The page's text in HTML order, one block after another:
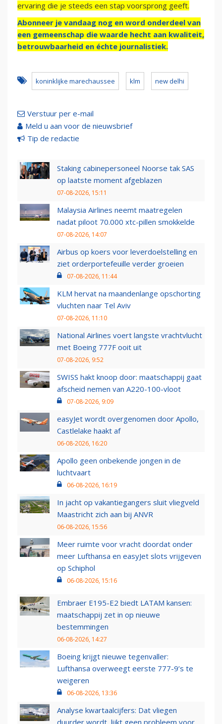
ervaring die je steeds een stap voorsprong geeft.
Abonneer je vandaag nog en word onderdeel van
een gemeenschap die waarde hecht aan kwaliteit,
betrouwbaarheid en échte journalistiek.
koninklijke marechaussee klm new delhi
Verstuur per e-mail
Meld u aan voor de nieuwsbrief
Tip de redactie
Staking cabinepersoneel Noorse tak SAS
op laatste moment afgeblazen
07-08-2026, 15:11
Malaysia Airlines neemt maatregelen
nadat piloot 70.000 xtc-pillen smokkelde
07-08-2026, 14:07
Airbus op koers voor leverdoelstelling en
ziet orderportefeuille verder groeien
07-08-2026, 11:44
KLM hervat na maandenlange opschorting
vluchten naar Tel Aviv
07-08-2026, 11:10
National Airlines voert langste vrachtvlucht
met Boeing 777F ooit uit
07-08-2026, 9:52
SWISS hakt knoop door: maatschappij gaat
afscheid nemen van A220-100-vloot
07-08-2026, 9:09
easyJet wordt overgenomen door Apollo,
Castlelake haakt af
06-08-2026, 16:20
Apollo geen onbekende jongen in de
luchtvaart
06-08-2026, 16:19
In jacht op vakantiegangers sluit vliegveld
Maastricht zich aan bij ANVR
06-08-2026, 15:56
Meer ruimte voor vracht doordat onder
meer Lufthansa en easyJet slots vrijgeven
op Schiphol
06-08-2026, 15:16
Embraer E195-E2 biedt LATAM kansen:
maatschappij zet in op nieuwe
bestemmingen
06-08-2026, 14:27
Boeing krijgt nieuwe tegenvaller:
Lufthansa overweegt eerste 777-9’s te
weigeren
06-08-2026, 13:36
Analyse kwartaalcijfers: Dat vliegen